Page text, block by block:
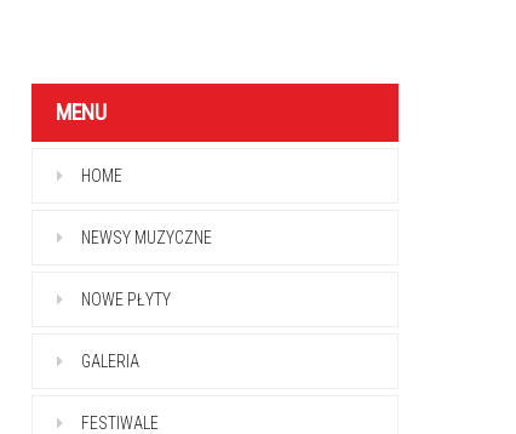
MENU
HOME
NEWSY MUZYCZNE
NOWE PŁYTY
GALERIA
FESTIWALE